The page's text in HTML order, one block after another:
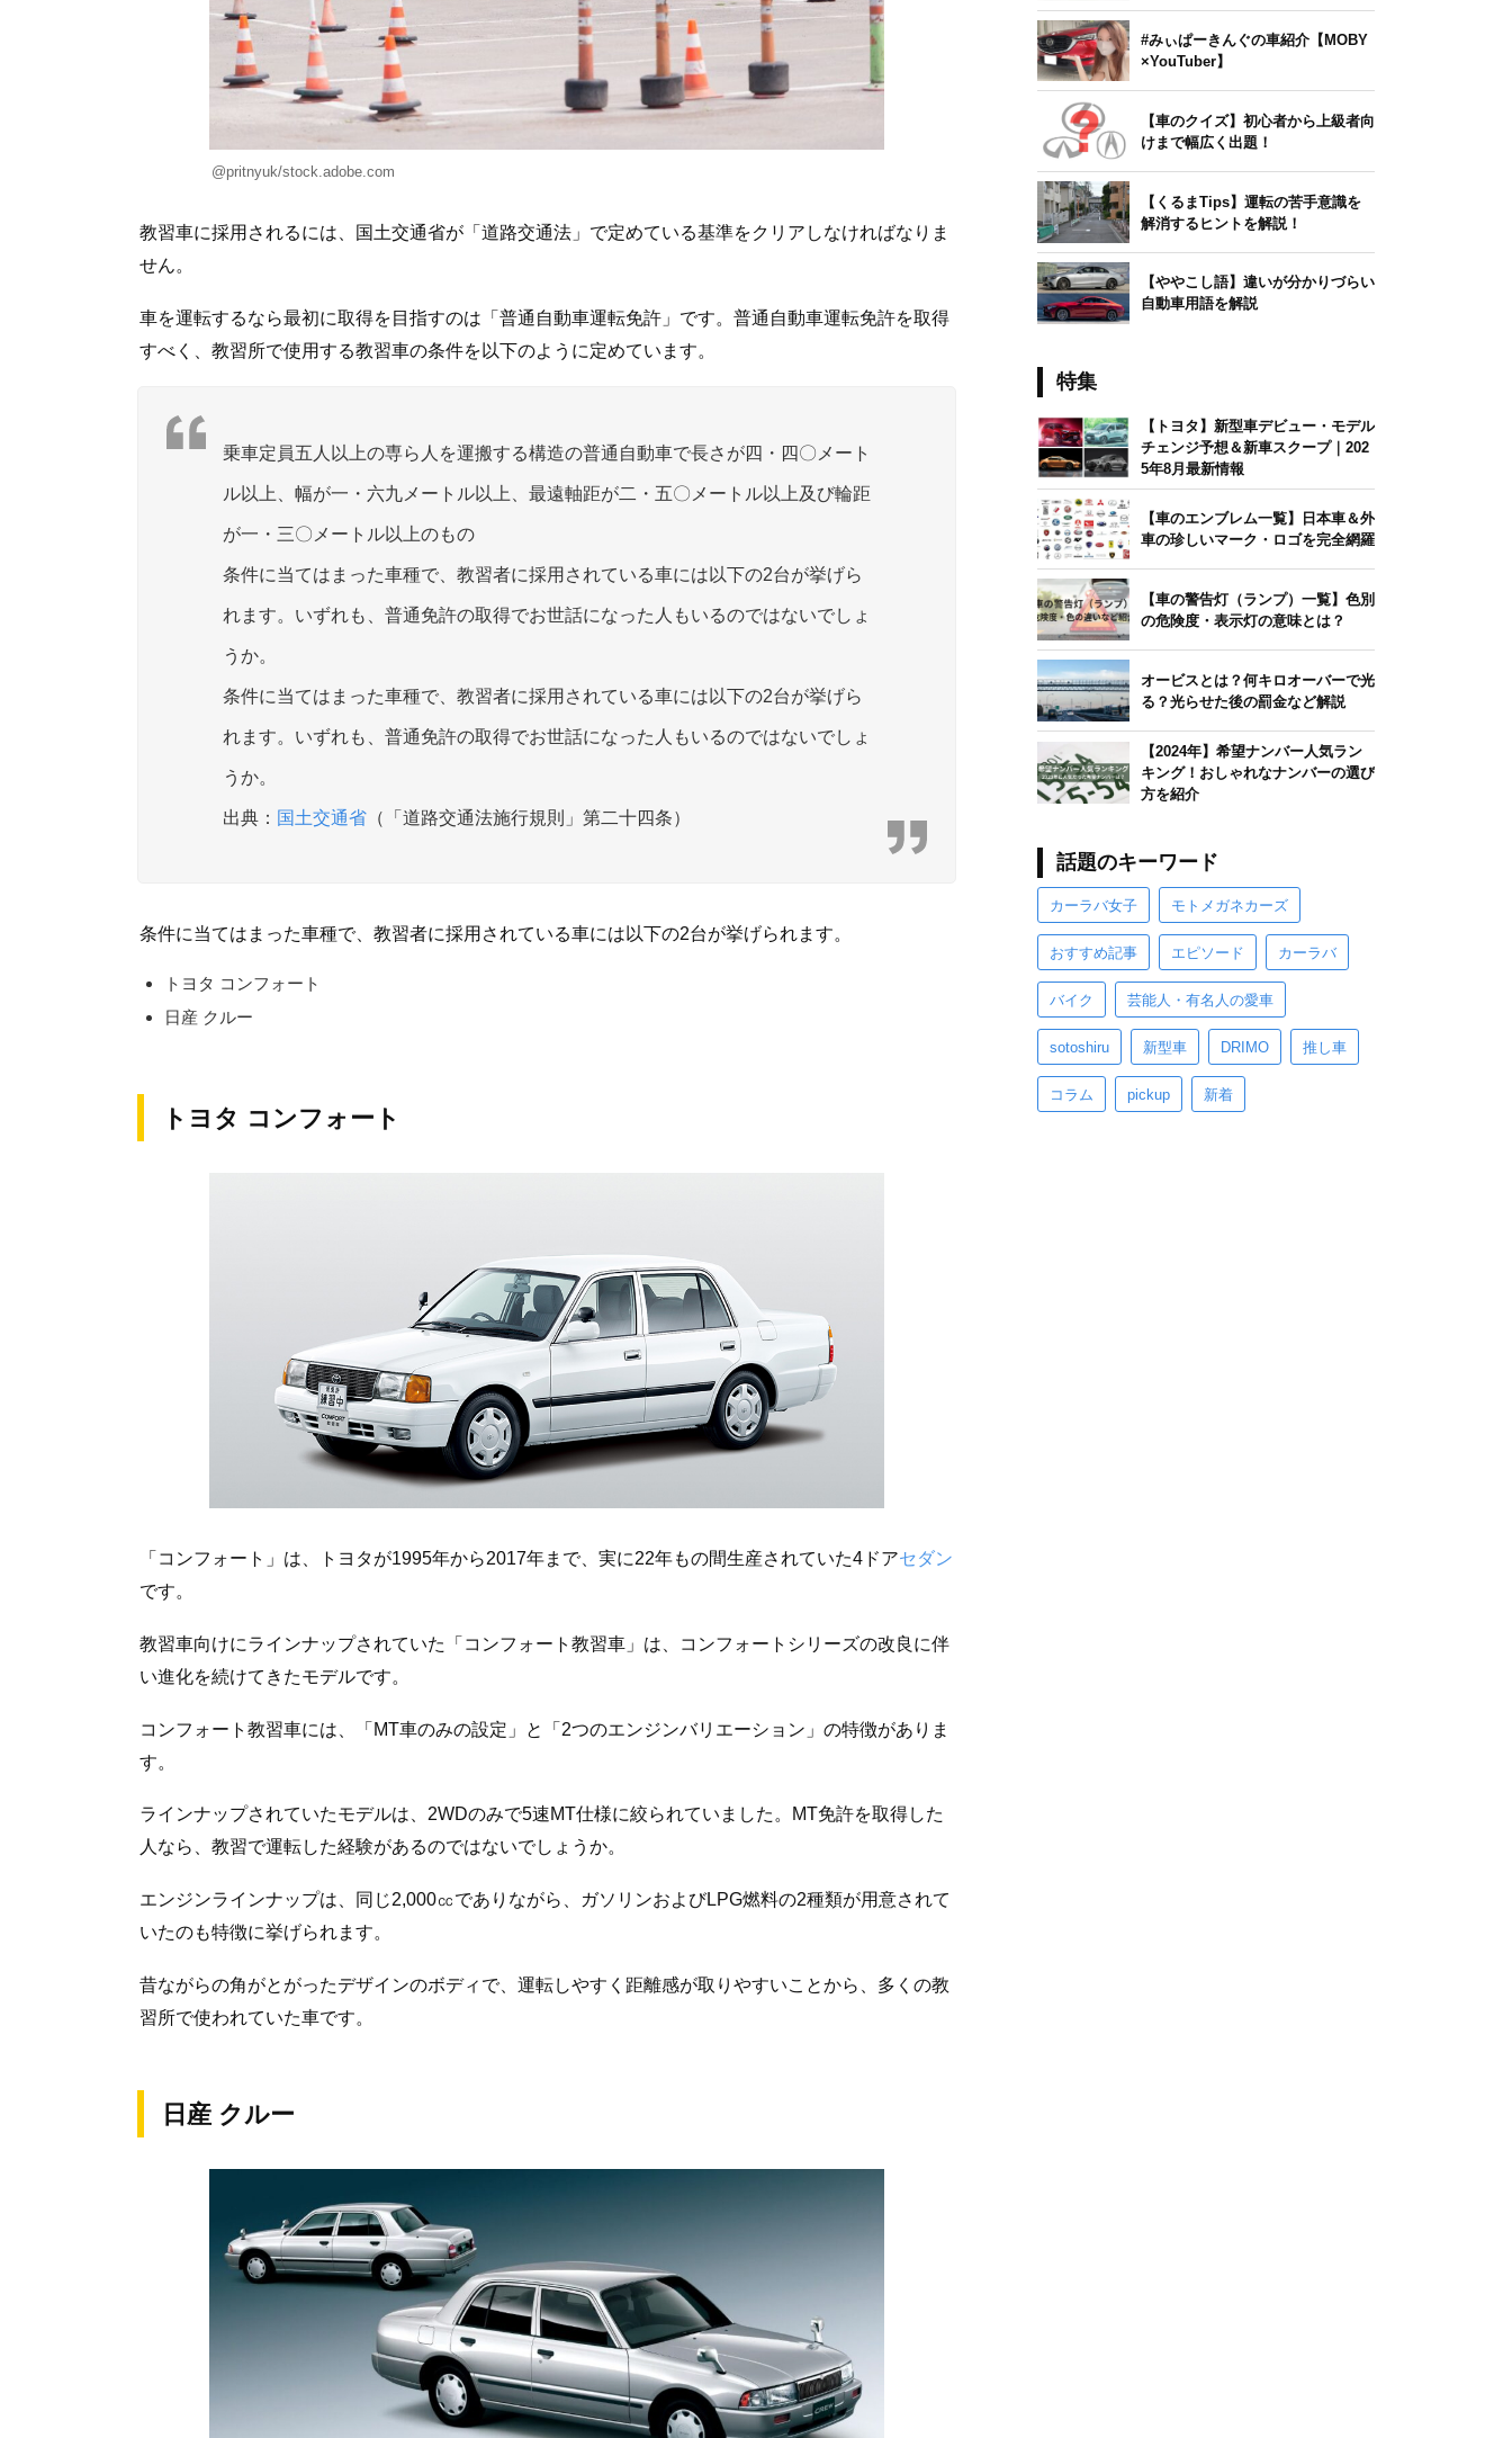
@pritnyuk/stock.adobe.com
教習車に採用されるには、国土交通省が「道路交通法」で定めている基準をクリアしなければなりま
せん。
車を運転するなら最初に取得を目指すのは「普通自動車運転免許」です。普通自動車運転免許を取得
すべく、教習所で使用する教習車の条件を以下のように定めています。
乗車定員五人以上の専ら人を運搬する構造の普通自動車で長さが四・四〇メート
ル以上、幅が一・六九メートル以上、最遠軸距が二・五〇メートル以上及び輪距
が一・三〇メートル以上のもの
条件に当てはまった車種で、教習者に採用されている車には以下の2台が挙げら
れます。いずれも、普通免許の取得でお世話になった人もいるのではないでしょ
うか。
条件に当てはまった車種で、教習者に採用されている車には以下の2台が挙げら
れます。いずれも、普通免許の取得でお世話になった人もいるのではないでしょ
うか。
国土交通省 （「道路交通法施行規則」第二十四条）
条件に当てはまった車種で、教習者に採用されている車には以下の2台が挙げられます。
トヨタ コンフォート
日産 クルー
トヨタ コンフォート
「コンフォート」は、トヨタが1995年から2017年まで、実に22年もの間生産されていた4ドアセダン
です。
教習車向けにラインナップされていた「コンフォート教習車」は、コンフォートシリーズの改良に伴
い進化を続けてきたモデルです。
コンフォート教習車には、「MT車のみの設定」と「2つのエンジンバリエーション」の特徴がありま
す。
ラインナップされていたモデルは、2WDのみで5速MT仕様に絞られていました。MT免許を取得した
人なら、教習で運転した経験があるのではないでしょうか。
エンジンラインナップは、同じ2,000㏄でありながら、ガソリンおよびLPG燃料の2種類が用意されて
いたのも特徴に挙げられます。
昔ながらの角がとがったデザインのボディで、運転しやすく距離感が取りやすいことから、多くの教
習所で使われていた車です。
日産 クルー
#みぃぱーきんぐの車紹介【MOBY
×YouTuber】
【車のクイズ】初心者から上級者向
けまで幅広く出題！
【くるまTips】運転の苦手意識を
解消するヒントを解説！
【ややこし語】違いが分かりづらい
自動車用語を解説
特集
【トヨタ】新型車デビュー・モデル
チェンジ予想＆新車スクープ｜202
5年8月最新情報
【車のエンブレム一覧】日本車＆外
車の珍しいマーク・ロゴを完全網羅
【車の警告灯（ランプ）一覧】色別
の危険度・表示灯の意味とは？
オービスとは？何キロオーバーで光
る？光らせた後の罰金など解説
【2024年】希望ナンバー人気ラン
キング！おしゃれなナンバーの選び
方を紹介
話題のキーワード
カーラバ女子 モトメガネカーズ
おすすめ記事 エピソード カーラバ
バイク 芸能人・有名人の愛車
sotoshiru 新型車 DRIMO 推し車
コラム pickup 新着